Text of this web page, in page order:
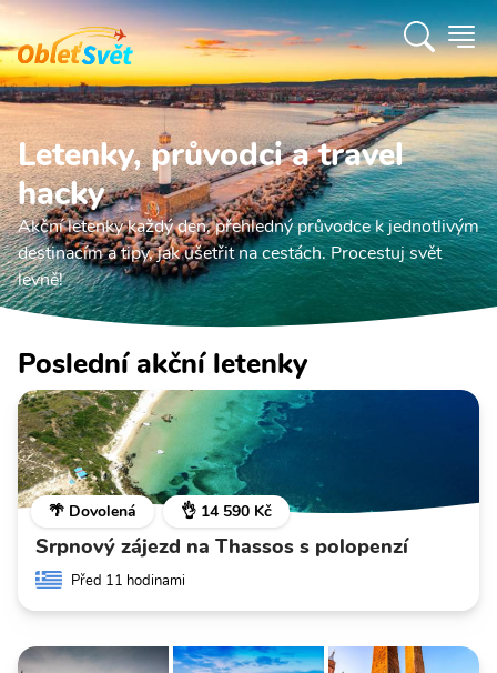
Letenky, průvodci a travel
hacky
Akční letenky každý den, přehledný průvodce k jednotlivým
destinacím a tipy, jak ušetřit na cestách. Procestuj svět
levně!
Poslední akční letenky
🌴 Dovolená 👌 14 590 Kč
Srpnový zájezd na Thassos s polopenzí
Před 11 hodinami